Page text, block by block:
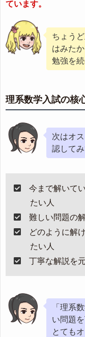
ています。
ちょう
はみた
勉強を続
理系数学入試の核
次はオ
認してみ
今まで解いて
たい人
難しい問題の
どのように解
たい人
丁寧な解説を
「理系
い問題
とても